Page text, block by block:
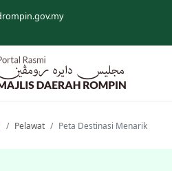
Pelawat Peta Destinasi Menarik